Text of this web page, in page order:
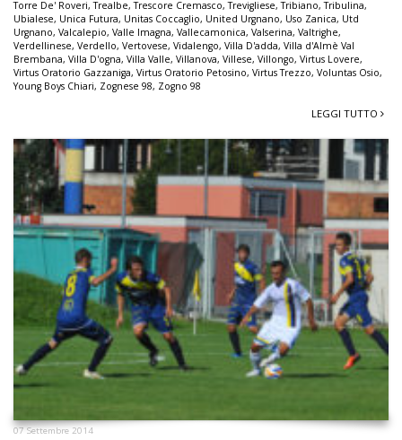
Torre De' Roveri,Trealbe,Trescore Cremasco,Trevigliese,Tribiano,Tribulina,
Ubialese, Unica Futura, Unitas Coccaglio, United Urgnano, Uso Zanica, Utd
Urgnano, Valcalepio, Valle Imagna, Vallecamonica, Valserina, Valtrighe,
Verdellinese, Verdello, Vertovese, Vidalengo, Villa D'adda, Villa d'Almè Val
Brembana, Villa D'ogna, Villa Valle, Villanova, Villese, Villongo, Virtus Lovere,
Virtus Oratorio Gazzaniga, Virtus Oratorio Petosino, Virtus Trezzo, Voluntas Osio,
Young Boys Chiari, Zognese 98, Zogno 98
LEGGI TUTTO
07 Settembre 2014